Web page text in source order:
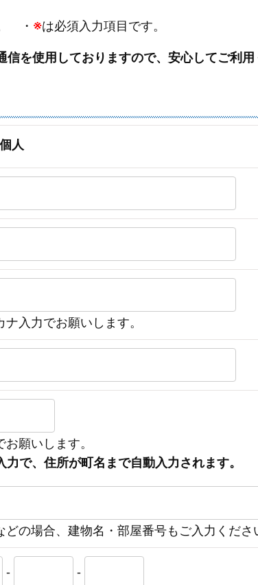
・ ※は必須入力項目です。
を使用しておりますので、安心してご利
個人
入力でお願いします。
願いします。
力で、住所が町名まで自動入力されます。
どの場合、建物名・部屋番号もご入力くださ
- -